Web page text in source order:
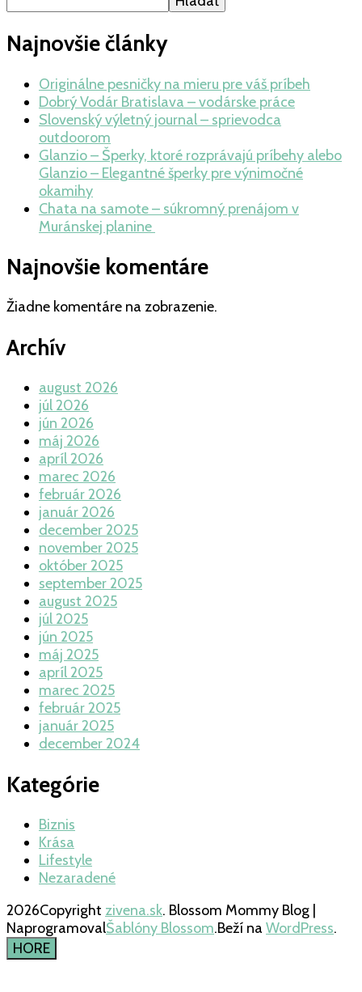
Najnovšie články
Originálne pesničky na mieru pre váš príbeh
Dobrý Vodár Bratislava – vodárske práce
Slovenský výletný journal – sprievodca
outdoorom
Glanzio – Šperky, ktoré rozprávajú príbehy alebo
Glanzio – Elegantné šperky pre výnimočné
okamihy
Chata na samote – súkromný prenájom v
Muránskej planine
Najnovšie komentáre
Žiadne komentáre na zobrazenie.
Archív
august 2026
júl 2026
jún 2026
máj 2026
apríl 2026
marec 2026
február 2026
január 2026
december 2025
november 2025
október 2025
september 2025
august 2025
júl 2025
jún 2025
máj 2025
apríl 2025
marec 2025
február 2025
január 2025
december 2024
Kategórie
Biznis
Krása
Lifestyle
Nezaradené
2026Copyright zivena.sk. Blossom Mommy Blog |
NaprogramovalŠablóny Blossom.Beží na WordPress.
HORE